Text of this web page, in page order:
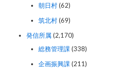
朝日村(62)
筑北村(69)
発信所属(2,170)
総務管理課 (338)
企画振興課 (211)